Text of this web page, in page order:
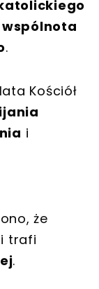
.
Kościół
i
że
trafi
.